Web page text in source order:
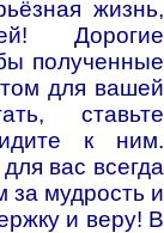
жизнь,
Дорогие
полученные
для вашей
ставьте
к ним.
вас всегда
за мудрость и
и веру! В